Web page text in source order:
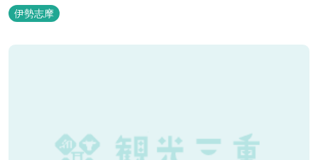
楽しみいただけます。
伊勢志摩